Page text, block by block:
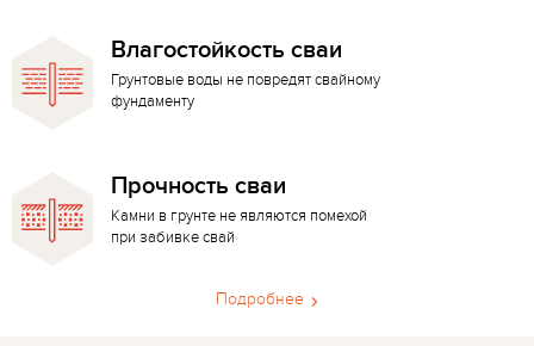
Влагостойкость сваи
Грунтовые воды не повредят свайному
фундаменту
Прочность сваи
Камни в грунте не являются помехой
при забивке свай
Подробнее